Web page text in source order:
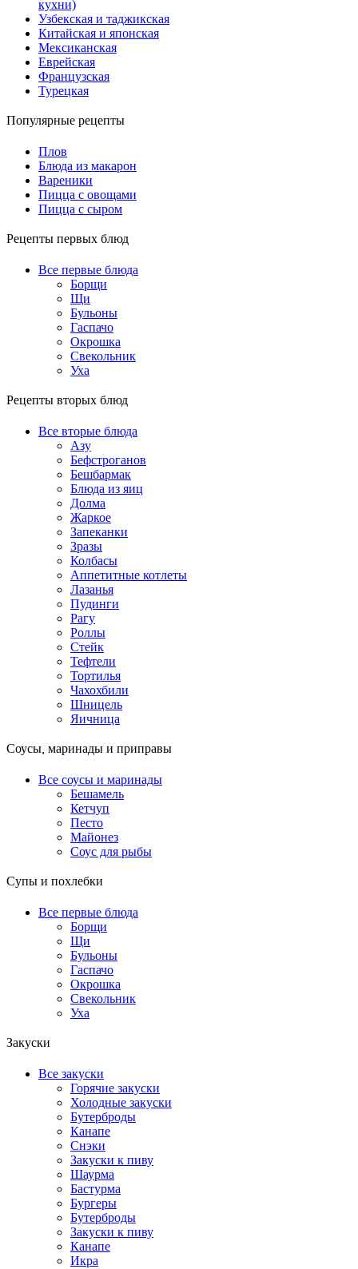
кухни)
Узбекская и таджикская
Китайская и японская
Мексиканская
Еврейская
Французская
Турецкая
Популярные рецепты
Плов
Блюда из макарон
Вареники
Пицца с овощами
Пицца с сыром
Рецепты первых блюд
Все первые блюда
Борщи
Щи
Бульоны
Гаспачо
Окрошка
Свекольник
Уха
Рецепты вторых блюд
Все вторые блюда
Азу
Бефстроганов
Бешбармак
Блюда из яиц
Долма
Жаркое
Запеканки
Зразы
Колбасы
Аппетитные котлеты
Лазанья
Пудинги
Рагу
Роллы
Стейк
Тефтели
Тортилья
Чахохбили
Шницель
Яичница
Соусы, маринады и приправы
Все соусы и маринады
Бешамель
Кетчуп
Песто
Майонез
Соус для рыбы
Супы и похлебки
Все первые блюда
Борщи
Щи
Бульоны
Гаспачо
Окрошка
Свекольник
Уха
Закуски
Все закуски
Горячие закуски
Холодные закуски
Бутерброды
Канапе
Снэки
Закуски к пиву
Шаурма
Бастурма
Бургеры
Бутерброды
Закуски к пиву
Канапе
Икра